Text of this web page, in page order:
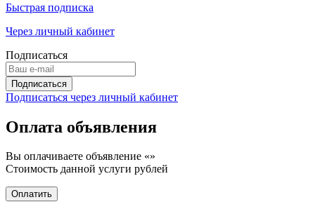
Быстрая подписка
Через личный кабинет
Подписаться
Подписаться через личный кабинет
Оплата объявления
Вы оплачиваете объявление «»
Стоимость данной услуги рублей